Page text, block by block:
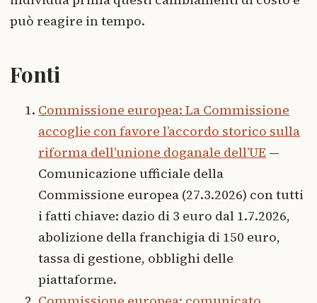
può reagire in tempo.
Fonti
Commissione europea: La Commissione
accoglie con favore l’accordo storico sulla
riforma dell’unione doganale dell’UE —
Comunicazione ufficiale della
Commissione europea (27.3.2026) con tutti
i fatti chiave: dazio di 3 euro dal 1.7.2026,
abolizione della franchigia di 150 euro,
tassa di gestione, obblighi delle
piattaforme.